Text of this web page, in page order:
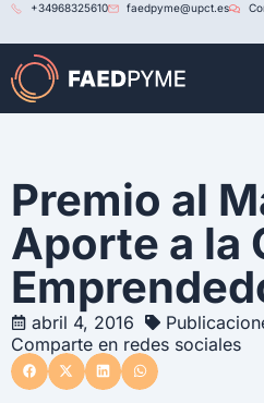
+34968325610 faedpyme@upct.es
Premio al
Aporte a la
abril 4, 2016
Comparte en redes sociales